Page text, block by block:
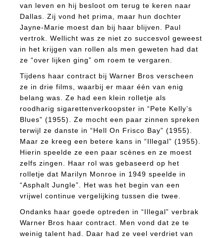
van leven en hij besloot om terug te keren naar
Dallas. Zij vond het prima, maar hun dochter
Jayne-Marie moest dan bij haar blijven. Paul
vertrok. Wellicht was ze niet zo succesvol geweest
in het krijgen van rollen als men geweten had dat
ze “over lijken ging” om roem te vergaren.
Tijdens haar contract bij Warner Bros verscheen
ze in drie films, waarbij er maar één van enig
belang was. Ze had een klein rolletje als
roodharig sigarettenverkoopster in “Pete Kelly’s
Blues” (1955). Ze mocht een paar zinnen spreken
terwijl ze danste in “Hell On Frisco Bay” (1955).
Maar ze kreeg een betere kans in “Illegal” (1955).
Hierin speelde ze een paar scènes en ze moest
zelfs zingen. Haar rol was gebaseerd op het
rolletje dat Marilyn Monroe in 1949 speelde in
“Asphalt Jungle”. Het was het begin van een
vrijwel continue vergelijking tussen die twee.
Ondanks haar goede optreden in “Illegal” verbrak
Warner Bros haar contract. Men vond dat ze te
weinig talent had. Daar had ze veel verdriet van